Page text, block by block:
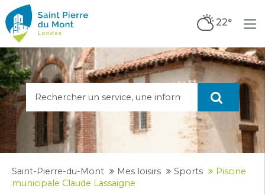
22°
Saint-Pierre-du-Mont Mes loisirs Sports
Piscine
municipale Claude Lassaigne